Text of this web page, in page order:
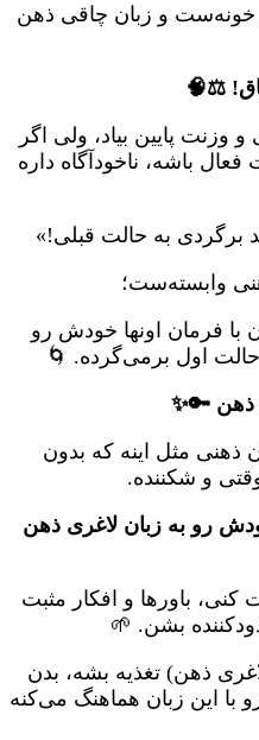
و زبان چاقی ذهن
⚖️🧠
پایین بیاد، ولی اگر
باشه، ناخودآگاه داره
برگردی به حالت قبلی!»
وابسته‌ست؛
با فرمان اونها خودش رو
اول برمی‌گرده. 🌀
ذهن 🔑✨
ذهنی مثل اینه که بدون
و شکننده.
رو به زبان لاغری ذهن
باورها و افکار مثبت
بشن. 🌱
ذهن) تغذیه بشه، بدن
این زبان هماهنگ می‌کنه